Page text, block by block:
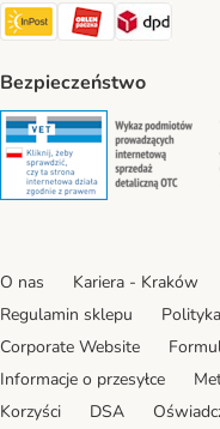
Paczkomat®
ORLENDPD
Bezpieczeństwo
Security
O nas Kariera - Kraków
Regulamin sklepu
Corporate Website
Informacje o przesyłce
Korzyści
DSA